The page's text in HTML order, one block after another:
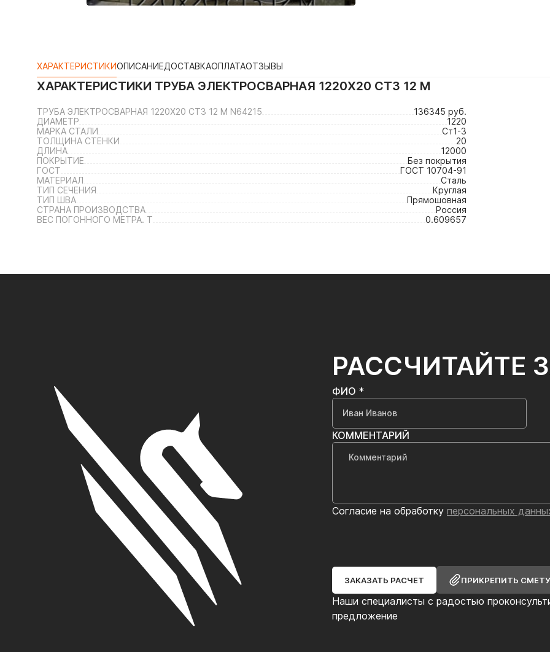
ХАРАКТЕРИСТИКИОПИСАНИЕДОСТАВКАОПЛАТАОТЗЫВЫ
ХАРАКТЕРИСТИКИ ТРУБА ЭЛЕКТРОСВАРНАЯ 1220Х20 СТ3 12 М
ТРУБА ЭЛЕКТРОСВАРНАЯ 1220Х20 СТ3 12 М N64215
136345 руб.
ДИАМЕТР
1220
МАРКА СТАЛИ
Ст1-3
ТОЛЩИНА СТЕНКИ
20
ДЛИНА
12000
ПОКРЫТИЕ
Без покрытия
ГОСТ
ГОСТ 10704-91
МАТЕРИАЛ
Сталь
ТИП СЕЧЕНИЯ
Круглая
ТИП ШВА
Прямошовная
СТРАНА ПРОИЗВОДСТВА
Россия
ВЕС ПОГОННОГО МЕТРА. Т
0.609657
РАССЧИТАЙТЕ
Наши специалисты с радостью
предложение
ФИО *
КОММЕНТАРИЙ
Согласие на обработку персональных
ЗАКАЗАТЬ РАСЧЕТ ПРИКРЕПИТЬ СМЕТУ